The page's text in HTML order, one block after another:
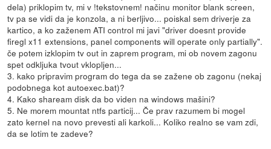
dela) priklopim tv, mi v !tekstovnem! načinu monitor blank screen,
tv pa se vidi da je konzola, a ni berljivo... poiskal sem driverje za
kartico, a ko zaženem ATI control mi javi "driver doesnt provide
firegl x11 extensions, panel components will operate only partially".
če potem izklopim tv out in zaprem program, mi ob novem zagonu
spet odkljuka tvout vklopljen...
3. kako pripravim program do tega da se zažene ob zagonu (nekaj
podobnega kot autoexec.bat)?
4. Kako shaream disk da bo viden na windows mašini?
5. Ne morem mountat ntfs particij... Če prav razumem bi mogel
zato kernel na novo prevesti ali karkoli... Koliko realno se vam zdi,
da se lotim te zadeve?